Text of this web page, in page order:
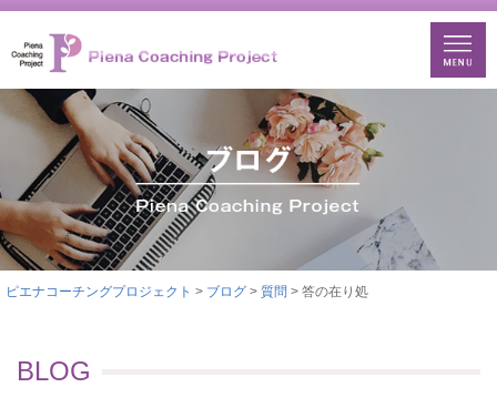
ピエナコーチングプロジェクト > ブログ > 質問 > 答の在り処
BLOG